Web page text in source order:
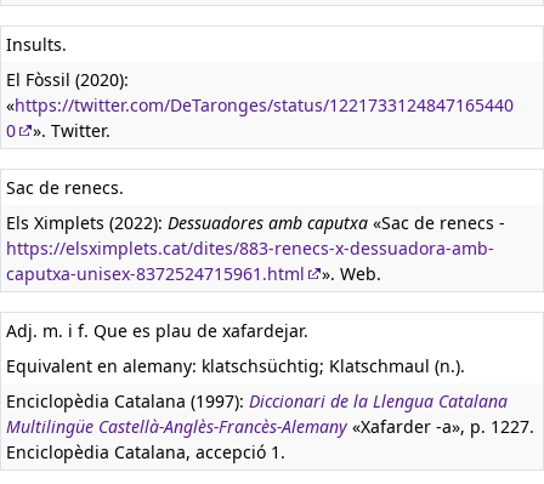
Insults.
El Fòssil (2020):
«https://twitter.com/DeTaronges/status/1221733124847165440
0
». Twitter.
Sac de renecs.
Els Ximplets (2022): Dessuadores amb caputxa «Sac de renecs -
https://elsximplets.cat/dites/883-renecs-x-dessuadora-amb-
caputxa-unisex-8372524715961.html
». Web.
Adj. m. i f. Que es plau de xafardejar.
Equivalent en alemany: klatschsüchtig; Klatschmaul (n.).
Enciclopèdia Catalana (1997): Diccionari de la Llengua Catalana
Multilingüe Castellà-Anglès-Francès-Alemany «Xafarder -a», p. 1227.
Enciclopèdia Catalana, accepció 1.